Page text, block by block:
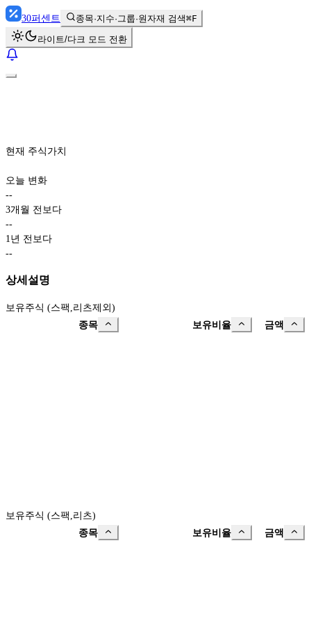
30퍼센트 종목·지수·그룹·원자재 검색⌘F
라이트/다크 모드 전환
현재 주식가치
오늘 변화
--
3개월 전보다
--
1년 전보다
--
상세설명
보유주식 (스팩,리츠제외)
종목
보유비율 금액
보유주식 (스팩,리츠)
종목
보유비율 금액